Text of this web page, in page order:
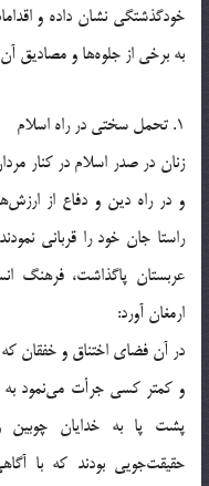
خودگذشتگی نشان داده و
به برخی از جلوه‌ها و مصادیق
1. تحمل سختی در راه اسلام
زنان در صدر اسلام در کنار
و در راه دین و دفاع از
راستا جان خود را قربانی
عربستان پاگذاشت، فرهنگ
ارمغان آورد:
در آن فضای اختناق و خفقان
و کمتر کسی جرأت می‌نمود به
پشت پا به خدایان چوبین
حقیقت‌جویی بودند که با